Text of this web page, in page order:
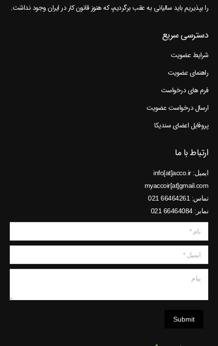
را بپذیریم باید سالیانی به عقب برگردیم، که هنوز قانون کار در ایران وجود نداشت.
دسترسی سریع
شرایط عضویت
راهنمای عضویت
فرم های درخواست
ارسال درخواست عضویت
پروفایل اعضای سندیکا
ارتباط با ما
ایمیل: info[at]acco.ir
myaccoir[at]gmail.com
تماس: 66464261 021
نمابر: 66464084 021
نام *
ایمیل *
Submit